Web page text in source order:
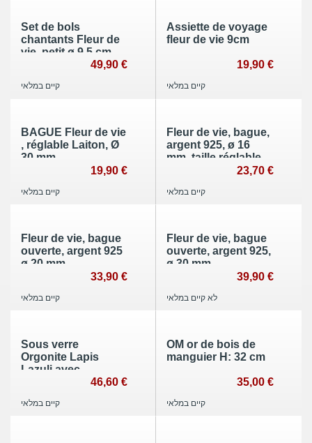
Set de bols
chantants Fleur de
vie, petit ø 9,5 cm
49,90 €
קיים במלאי
Assiette de voyage
fleur de vie 9cm
19,90 €
קיים במלאי
BAGUE Fleur de vie
, réglable Laiton, Ø
30 mm
19,90 €
קיים במלאי
Fleur de vie, bague,
argent 925, ø 16
mm, taille réglable
23,70 €
קיים במלאי
Fleur de vie, bague
ouverte, argent 925
ø 20 mm
33,90 €
קיים במלאי
Fleur de vie, bague
ouverte, argent 925,
ø 30 mm
39,90 €
לא קיים במלאי
Sous verre
Orgonite Lapis
Lazuli avec
symbole Arbre de
46,60 €
קיים במלאי
OM or de bois de
manguier H: 32 cm
35,00 €
קיים במלאי